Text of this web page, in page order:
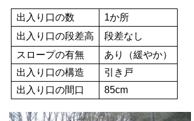
出入り口の数
1か所
出入り口の段差高
段差なし
スロープの有無
あり（緩やか）
出入り口の構造
引き戸
出入り口の間口
85cm